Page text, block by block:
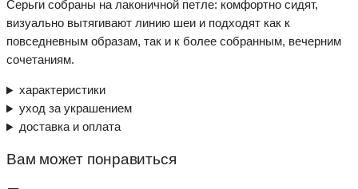
Серьги собраны на лаконичной петле: комфортно сидят,
визуально вытягивают линию шеи и подходят как к
повседневным образам, так и к более собранным, вечерним
сочетаниям.
характеристики
уход за украшением
доставка и оплата
Вам может понравиться